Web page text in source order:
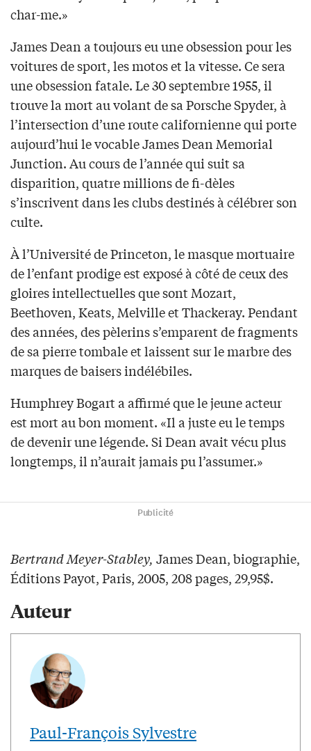
char-me.»
James Dean a toujours eu une obsession pour les
voitures de sport, les motos et la vitesse. Ce sera
une obsession fatale. Le 30 septembre 1955, il
trouve la mort au volant de sa Porsche Spyder, à
l’intersection d’une route californienne qui porte
aujourd’hui le vocable James Dean Memorial
Junction. Au cours de l’année qui suit sa
disparition, quatre millions de fi-dèles
s’inscrivent dans les clubs destinés à célébrer son
culte.
À l’Université de Princeton, le masque mortuaire
de l’enfant prodige est exposé à côté de ceux des
gloires intellectuelles que sont Mozart,
Beethoven, Keats, Melville et Thackeray. Pendant
des années, des pèlerins s’emparent de fragments
de sa pierre tombale et laissent sur le marbre des
marques de baisers indélébiles.
Humphrey Bogart a affirmé que le jeune acteur
est mort au bon moment. «Il a juste eu le temps
de devenir une légende. Si Dean avait vécu plus
longtemps, il n’aurait jamais pu l’assumer.»
Publicité
Bertrand Meyer-Stabley, James Dean, biographie,
Éditions Payot, Paris, 2005, 208 pages, 29,95$.
Auteur
Paul-François Sylvestre